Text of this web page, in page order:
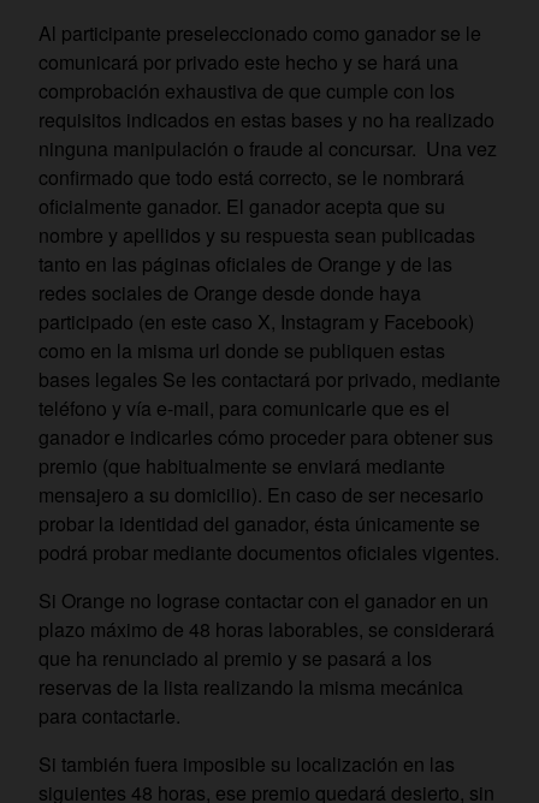
Al participante preseleccionado como ganador se le
comunicará por privado este hecho y se hará una
comprobación exhaustiva de que cumple con los
requisitos indicados en estas bases y no ha realizado
ninguna manipulación o fraude al concursar. Una vez
confirmado que todo está correcto, se le nombrará
oficialmente ganador. El ganador acepta que su
nombre y apellidos y su respuesta sean publicadas
tanto en las páginas oficiales de Orange y de las
redes sociales de Orange desde donde haya
participado (en este caso X, Instagram y Facebook)
como en la misma url donde se publiquen estas
bases legales Se les contactará por privado, mediante
teléfono y vía e-mail, para comunicarle que es el
ganador e indicarles cómo proceder para obtener sus
premio (que habitualmente se enviará mediante
mensajero a su domicilio). En caso de ser necesario
probar la identidad del ganador, ésta únicamente se
podrá probar mediante documentos oficiales vigentes.
Si Orange no lograse contactar con el ganador en un
plazo máximo de 48 horas laborables, se considerará
que ha renunciado al premio y se pasará a los
reservas de la lista realizando la misma mecánica
para contactarle.
Si también fuera imposible su localización en las
siguientes 48 horas, ese premio quedará desierto, sin